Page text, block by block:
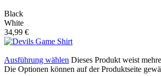
Black
White
34,99 €
Ausführung wählen Dieses Produkt weist
Die Optionen können auf der Produktseite